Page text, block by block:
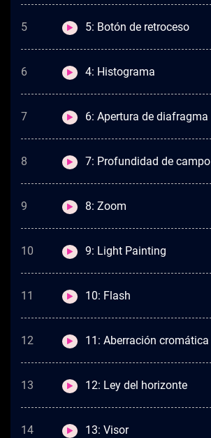
5 5: Botón de retroceso
6 4: Histograma
7 6: Apertura de diafragma
8 7: Profundidad de campo
9 8: Zoom
10 9: Light Painting
11 10: Flash
12 11: Aberración cromática
13 12: Ley del horizonte
14 13: Visor